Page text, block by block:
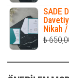
SADE
Nikah
₺